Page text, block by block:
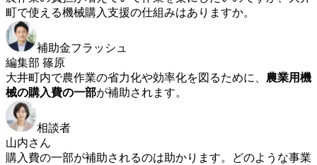
町で使える機械購入支援の仕組みはありますか。
補助金フラッシュ
編集部 篠原
大井町内で農作業の省力化や効率化を図るために、 農業用機
械の購入費の一部が補助されます。
相談者
山内さん
購入費の一部が補助されるのは助かります。どのような事業